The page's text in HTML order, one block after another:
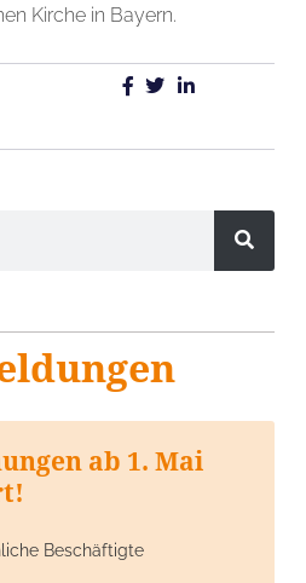
Kirche in Bayern.
ab 1. Mai
Beschäftigte